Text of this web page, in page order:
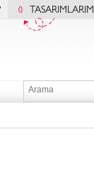
0 TASARIMLARIM